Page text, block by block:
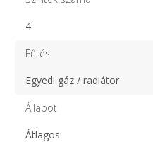
4
Fűtés
Egyedi gáz / radiátor
Állapot
Átlagos